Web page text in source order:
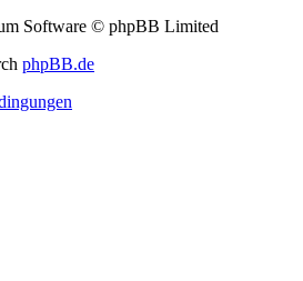
Software © phpBB Limited
phpBB.de